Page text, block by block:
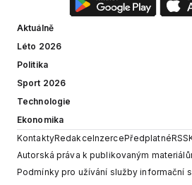
Aktuálně
Léto 2026
Politika
Sport 2026
Technologie
Ekonomika
KontaktyRedakceInzercePředplatnéRSS
Autorská práva k publikovaným
Podmínky pro užívání služby informační